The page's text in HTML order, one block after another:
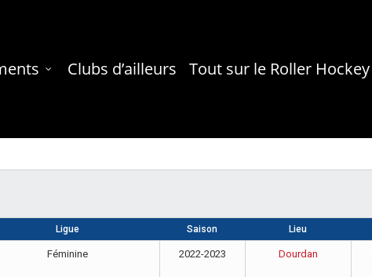
Clubs d’ailleurs Tout sur le Roller Hockey
Ligue Saison Lieu
Féminine 2022-2023 Dourdan